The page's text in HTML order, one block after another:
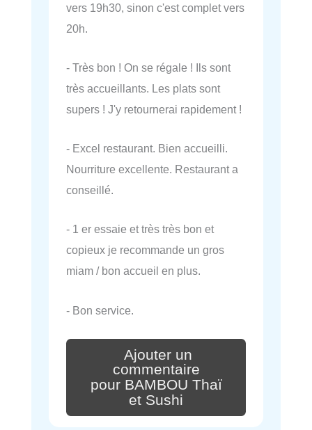
vers 19h30, sinon c'est complet vers
20h.
- Très bon ! On se régale ! Ils sont
très accueillants. Les plats sont
supers ! J'y retournerai rapidement !
- Excel restaurant. Bien accueilli.
Nourriture excellente. Restaurant a
conseillé.
- 1 er essaie et très très bon et
copieux je recommande un gros
miam / bon accueil en plus.
- Bon service.
Ajouter un
commentaire
pour BAMBOU Thaï
et Sushi